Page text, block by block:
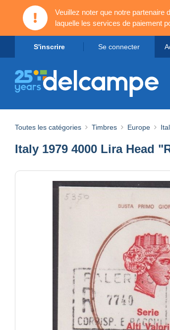
Veuillez noter que notre partenaire
laquelle les services de paiement
S'inscrire Se connecter
Toutes les catégories Timbres Europe
Italy 1979 4000 Lira Head